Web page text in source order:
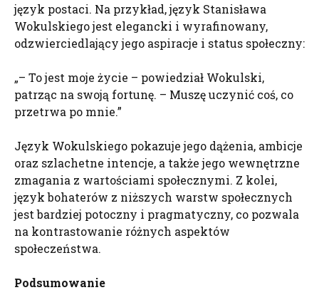
język postaci. Na przykład, język Stanisława
Wokulskiego jest elegancki i wyrafinowany,
odzwierciedlający jego aspiracje i status społeczny:
„– To jest moje życie – powiedział Wokulski,
patrząc na swoją fortunę. – Muszę uczynić coś, co
przetrwa po mnie.”
Język Wokulskiego pokazuje jego dążenia, ambicje
oraz szlachetne intencje, a także jego wewnętrzne
zmagania z wartościami społecznymi. Z kolei,
język bohaterów z niższych warstw społecznych
jest bardziej potoczny i pragmatyczny, co pozwala
na kontrastowanie różnych aspektów
społeczeństwa.
Podsumowanie